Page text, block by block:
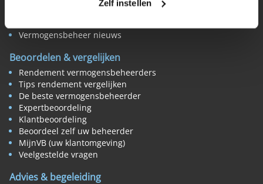
Zelf instellen
Vermogensbeheer nieuws
Beoordelen & vergelijken
Rendement vermogensbeheerders
Tips rendement vergelijken
De beste vermogensbeheerder
Expertbeoordeling
Klantbeoordeling
Beoordeel zelf uw beheerder
MijnVB (uw klantomgeving)
Veelgestelde vragen
Advies & begeleiding